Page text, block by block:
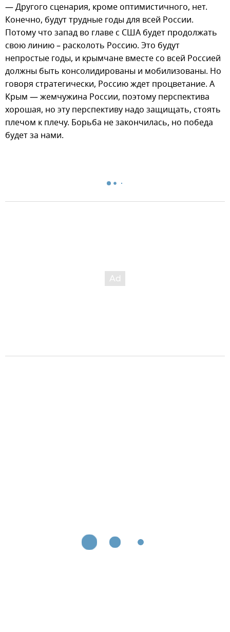
— Другого сценария, кроме оптимистичного, нет.
Конечно, будут трудные годы для всей России.
Потому что запад во главе с США будет продолжать
свою линию – расколоть Россию. Это будут
непростые годы, и крымчане вместе со всей Россией
должны быть консолидированы и мобилизованы. Но
говоря стратегически, Россию ждет процветание. А
Крым — жемчужина России, поэтому перспектива
хорошая, но эту перспективу надо защищать, стоять
плечом к плечу. Борьба не закончилась, но победа
будет за нами.